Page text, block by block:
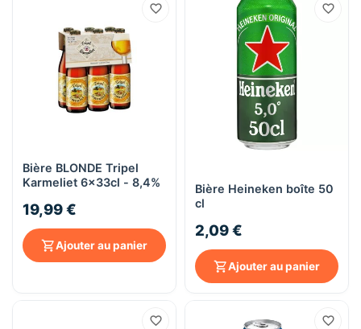
Bière BLONDE Tripel
Karmeliet 6x33cl - 8,4%
19,99 €
Ajouter au panier
Bière Heineken boîte 50
cl
2,09 €
Ajouter au panier